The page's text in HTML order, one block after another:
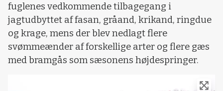
fuglenes vedkommende tilbagegang i
jagtudbyttet af fasan, gråand, krikand, ringdue
og krage, mens der blev nedlagt flere
svømmeænder af forskellige arter og flere gæs
med bramgås som sæsonens højdespringer.